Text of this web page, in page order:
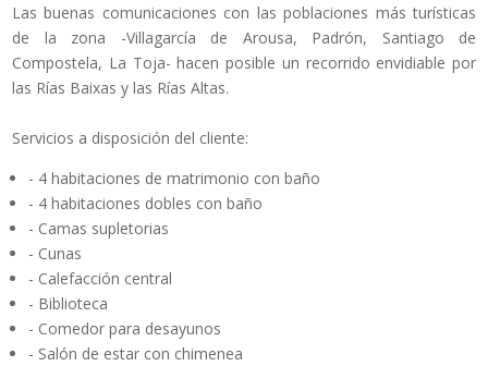
Las buenas comunicaciones con las poblaciones más turísticas
de la zona -Villagarcía de Arousa, Padrón, Santiago de
Compostela, La Toja- hacen posible un recorrido envidiable por
las Rías Baixas y las Rías Altas.
Servicios a disposición del cliente:
- 4 habitaciones de matrimonio con baño
- 4 habitaciones dobles con baño
- Camas supletorias
- Cunas
- Calefacción central
- Biblioteca
- Comedor para desayunos
- Salón de estar con chimenea